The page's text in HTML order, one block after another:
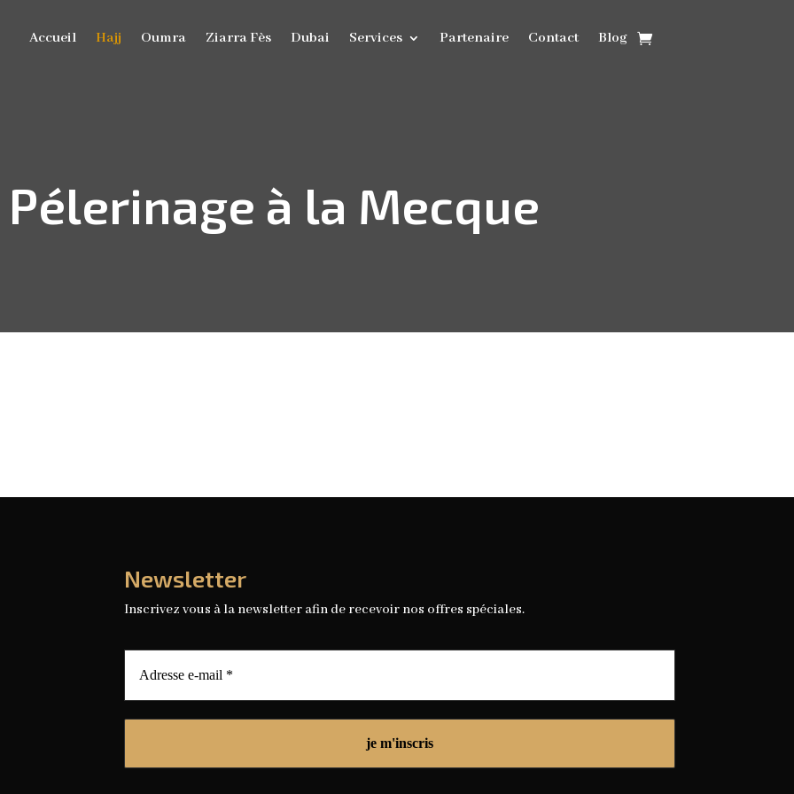
Accueil Hajj Oumra Ziarra Fès Dubai Services Partenaire Contact Blog
Pélerinage à la Mecque
Newsletter
Inscrivez vous à la newsletter afin de recevoir nos offres spéciales.